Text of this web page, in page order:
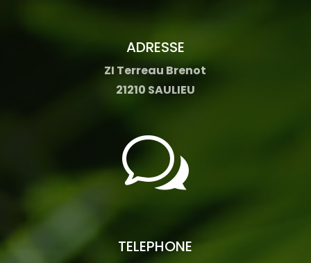
ADRESSE
ZI Terreau Brenot
21210 SAULIEU
w
TELEPHONE